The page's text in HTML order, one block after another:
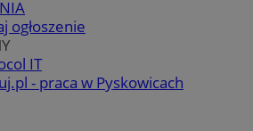
ogłoszenie
IT
- praca w Pyskowicach